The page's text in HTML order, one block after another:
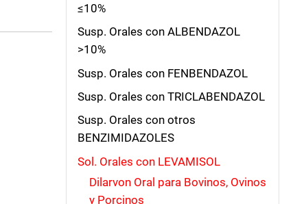
≤10%
Susp. Orales con ALBENDAZOL
>10%
Susp. Orales con FENBENDAZOL
Susp. Orales con TRICLABENDAZOL
Susp. Orales con otros
BENZIMIDAZOLES
Sol. Orales con LEVAMISOL
Dilarvon Oral para Bovinos, Ovinos
y Porcinos